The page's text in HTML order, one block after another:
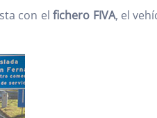
con elfichero FIVA, el